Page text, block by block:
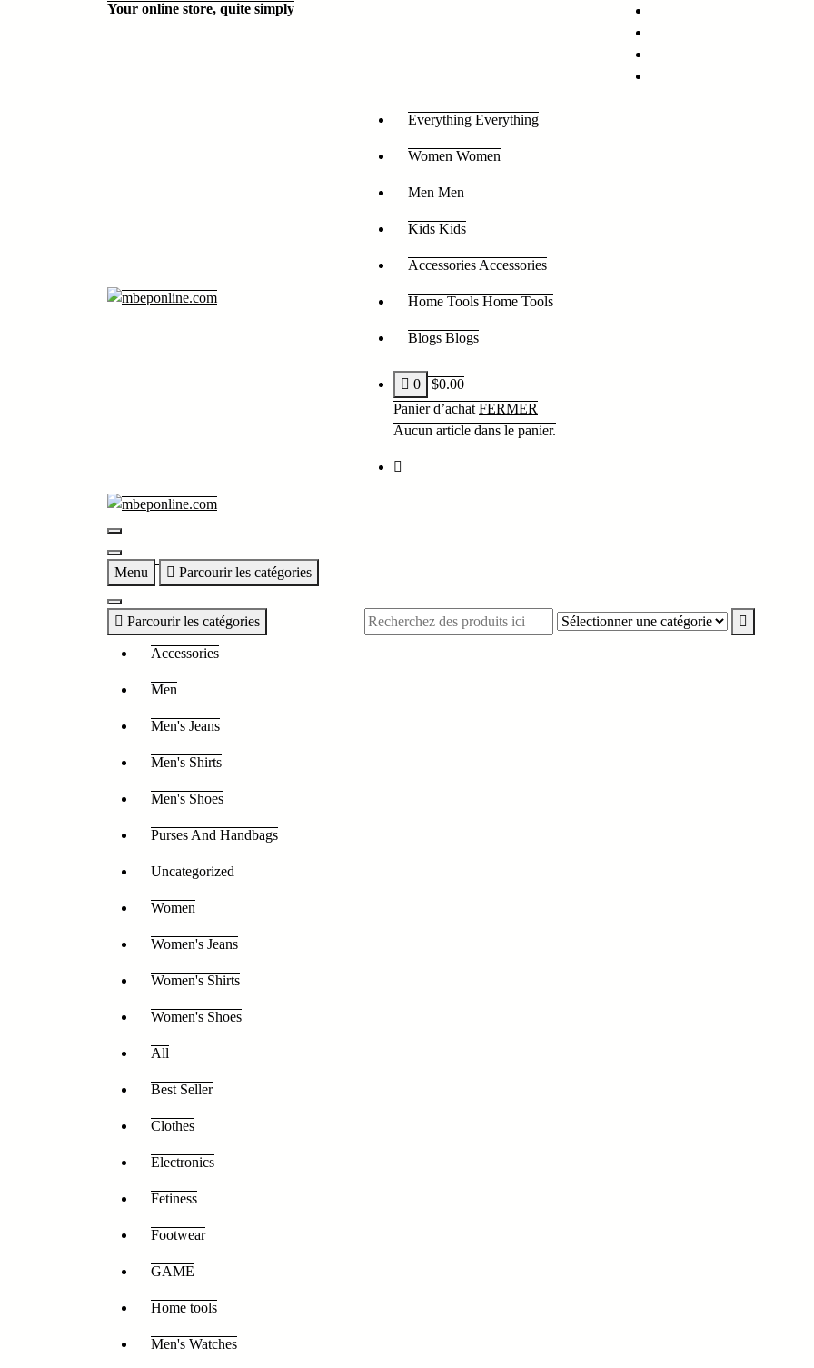
Your online store, quite simply
Everything Everything
Women Women
Men Men
Kids Kids
Accessories Accessories
Home Tools Home Tools
Blogs Blogs
0 $0.00
Panier d’achat FERMER
Aucun article dans le panier.
Menu Parcourir les catégories
Parcourir les catégories
Accessories
Men
Men's Jeans
Men's Shirts
Men's Shoes
Purses And Handbags
Uncategorized
Women
Women's Jeans
Women's Shirts
Women's Shoes
All
Best Seller
Clothes
Electronics
Fetiness
Footwear
GAME
Home tools
Men's Watches